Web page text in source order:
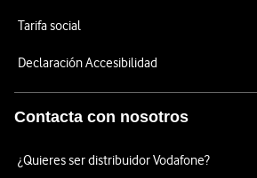
Tarifa social
Declaración Accesibilidad
Contacta con nosotros
¿Quieres ser distribuidor Vodafone?